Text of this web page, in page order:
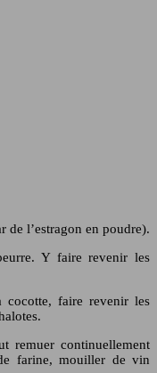
de l’estragon en poudre).
Y faire revenir les
cocotte, faire revenir les
remuer continuellement
farine, mouiller de vin